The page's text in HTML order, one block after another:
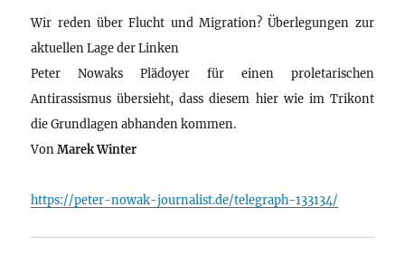
Wir reden über Flucht und Migration? Überlegungen zur
aktuellen Lage der Linken
Peter Nowaks Plädoyer für einen proletarischen
Antirassismus übersieht, dass diesem hier wie im Trikont
die Grundlagen abhanden kommen.
VonMarek Winter
https://peter-nowak-journalist.de/telegraph-133134/